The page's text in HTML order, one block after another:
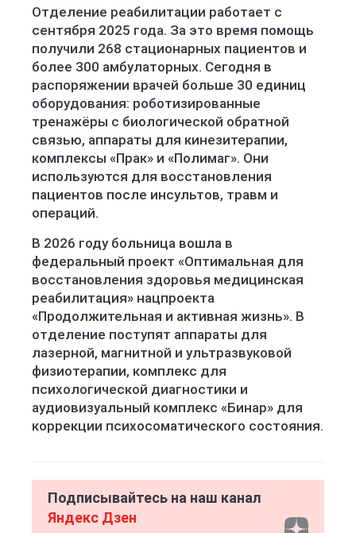
Отделение реабилитации работает с
сентября 2025 года. За это время помощь
получили 268 стационарных пациентов и
более 300 амбулаторных. Сегодня в
распоряжении врачей больше 30 единиц
оборудования: роботизированные
тренажёры с биологической обратной
связью, аппараты для кинезитерапии,
комплексы «Прак» и «Полимаг». Они
используются для восстановления
пациентов после инсультов, травм и
операций.
В 2026 году больница вошла в
федеральный проект «Оптимальная для
восстановления здоровья медицинская
реабилитация» нацпроекта
«Продолжительная и активная жизнь». В
отделение поступят аппараты для
лазерной, магнитной и ультразвуковой
физиотерапии, комплекс для
психологической диагностики и
аудиовизуальный комплекс «Бинар» для
коррекции психосоматического состояния.
Подписывайтесь на наш канал
Яндекс Дзен